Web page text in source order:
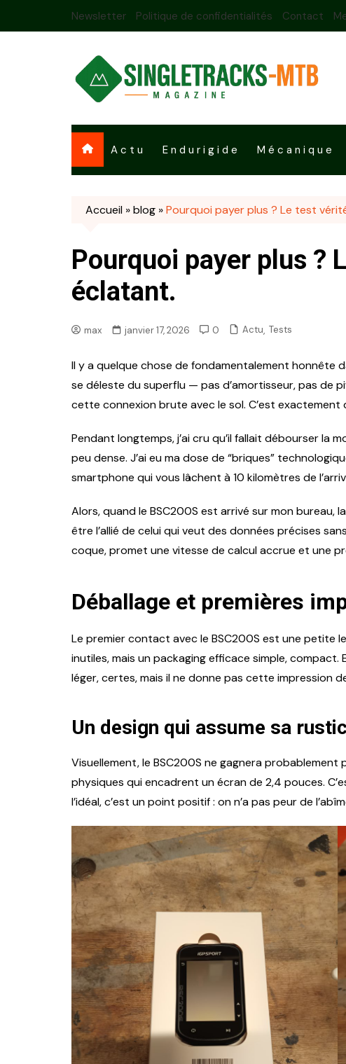
Newsletter Politique de confidentialités Contact
Actu Endurigide Mécanique
Accueil »blog »Pourquoi payer plus ? Le test
Pourquoi payer plus ?
éclatant.
max janvier 17, 2026 0 Actu, Tests
Il y a quelque chose de fondamentalement honnête
se déleste du superflu — pas d’amortisseur, pas de
cette connexion brute avec le sol. C’est
Pendant longtemps, j’ai cru qu’il fallait débourser la
peu dense. J’ai eu ma dose de “briques”
smartphone qui vous lâchent à 10 kilomètres de
Alors, quand le BSC200S est arrivé sur mon
être l’allié de celui qui veut des données précises
coque, promet une vitesse de calcul accrue et une
Déballage et premières
Le premier contact avec le BSC200S est une petite
inutiles, mais un packaging efficace simple,
léger, certes, mais il ne donne pas cette impression
Un design qui assume sa
Visuellement, le BSC200S ne gagnera
physiques qui encadrent un écran de 2,4 pouces.
l’idéal, c’est un point positif : on n’a pas peur de